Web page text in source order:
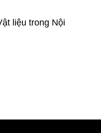
liệu trong Nội